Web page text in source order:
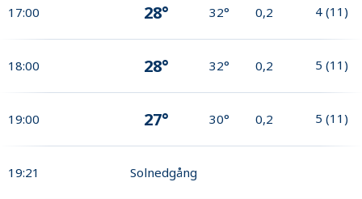
17:00 28° 32° 0,2 4 (11)
18:00 28° 32° 0,2 5 (11)
19:00 27° 30° 0,2 5 (11)
19:21 Solnedgång